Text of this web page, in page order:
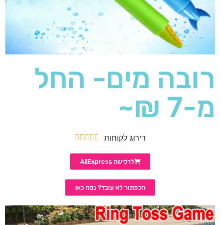
רובה מים- החל
מ-7 ₪~
דירוג לקוחות 




לרכישה AliExpress
הכפתור לא עובד? נסה כאן